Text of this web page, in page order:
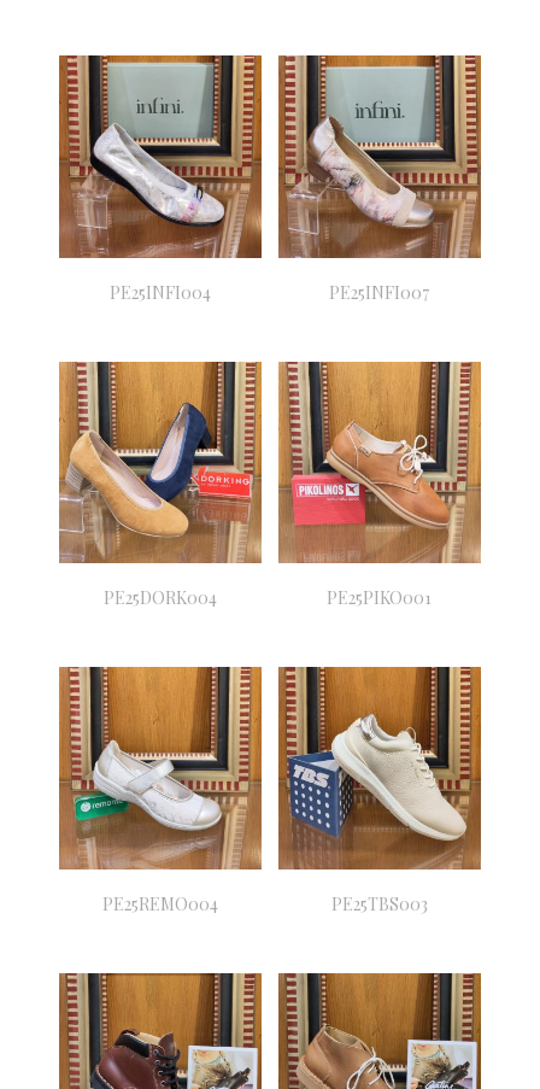
PE25INFI004 PE25INFI007
PE25DORK004 PE25PIKO001
PE25REMO004 PE25TBS003